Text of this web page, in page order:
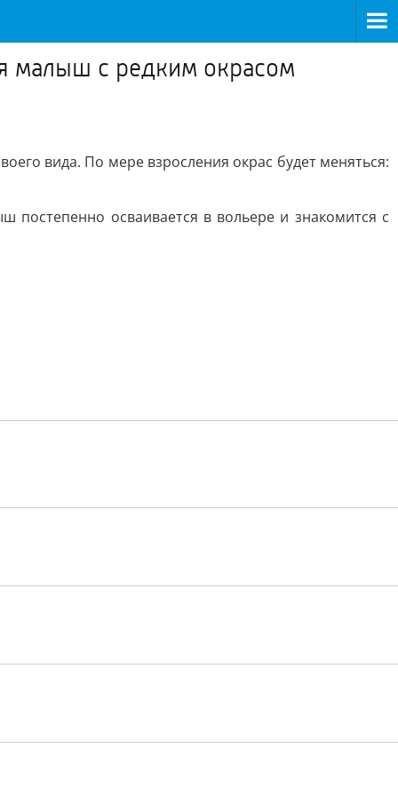
малыш с редким окрасом
вида. По мере взросления окрас будет меняться:
осваивается в вольере и знакомится с